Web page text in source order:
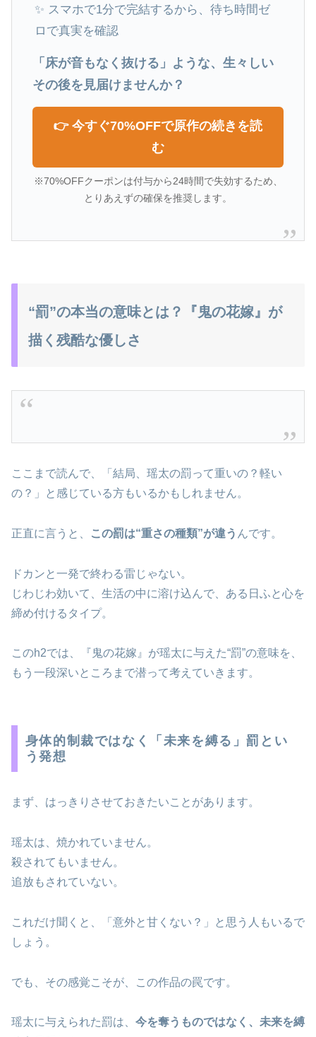
✨ スマホで1分で完結するから、待ち時間ゼ
ロで真実を確認
「床が音もなく抜ける」ような、生々しい
その後を見届けませんか？
👉 今すぐ70%OFFで原作の続きを読
む
※70%OFFクーポンは付与から24時間で失効するため、
とりあえずの確保を推奨します。
“罰”の本当の意味とは？『鬼の花嫁』が
描く残酷な優しさ
ここまで読んで、「結局、瑶太の罰って重いの？軽い
の？」と感じている方もいるかもしれません。
正直に言うと、 この罰は“重さの種類”が違う んです。
ドカンと一発で終わる雷じゃない。
じわじわ効いて、生活の中に溶け込んで、ある日ふと心を
締め付けるタイプ。
このh2では、『鬼の花嫁』が瑶太に与えた“罰”の意味を、
もう一段深いところまで潜って考えていきます。
身体的制裁ではなく「未来を縛る」罰とい
う発想
まず、はっきりさせておきたいことがあります。
瑶太は、焼かれていません。
殺されてもいません。
追放もされていない。
これだけ聞くと、「意外と甘くない？」と思う人もいるで
しょう。
でも、その感覚こそが、この作品の罠です。
瑶太に与えられた罰は、 今を奪うものではなく、未来を縛